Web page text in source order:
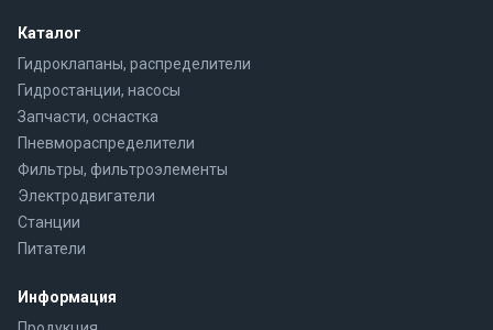
Каталог
Гидроклапаны, распределители
Гидростанции, насосы
Запчасти, оснастка
Пневмораспределители
Фильтры, фильтроэлементы
Электродвигатели
Станции
Питатели
Информация